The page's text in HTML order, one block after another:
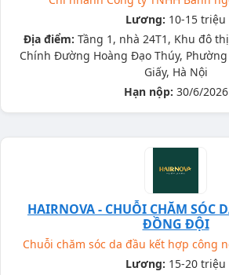
Lương: 10-15 triệu
Địa điểm: Tầng 1, nhà 24T1, Khu đô
Chính Đường Hoàng Đạo Thúy, Phường
Giấy, Hà Nội
Hạn nộp: 30/6/2026
HAIRNOVA - CHUỖI CHĂM SÓC
ĐỒNG ĐỘI
Chuỗi chăm sóc da đầu kết hợp công
Lương: 15-20 triệu